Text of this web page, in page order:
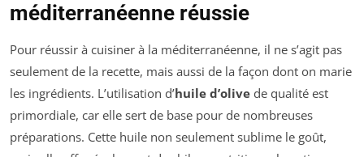
méditerranéenne réussie
Pour réussir à cuisiner à la méditerranéenne, il ne s’agit pas
seulement de la recette, mais aussi de la façon dont on marie
les ingrédients. L’utilisation d’huile d’olive de qualité est
primordiale, car elle sert de base pour de nombreuses
préparations. Cette huile non seulement sublime le goût,